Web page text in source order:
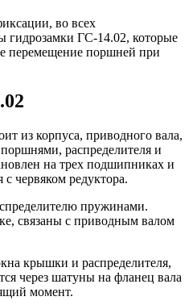
во всех
гидрозамки ГС-14.02, которые
перемещение поршней при
из корпуса, приводного вала,
распределителя и
на трех подшипниках и
червяком редуктора.
пружинами.
связаны с приводным валом
крышки и распределителя,
через шатуны на фланец вала
момент.